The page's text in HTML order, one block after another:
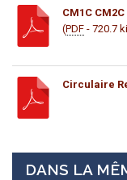
CM1C
(PDF - 720.7
Circulaire
DANS LA